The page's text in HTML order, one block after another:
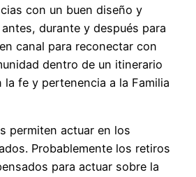
con un buen diseño y
durante y después para
canal para reconectar con
dentro de un itinerario
la fe y pertenencia a la Familia
permiten actuar en los
Probablemente los retiros
para actuar sobre la